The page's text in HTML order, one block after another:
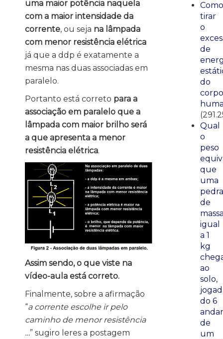
uma maior potência naquela
com a maior intensidade da
corrente, ou seja na lâmpada
com menor resistência elétrica
já que a ddp é exatamente a
mesma nas duas associadas em
paralelo.
Portanto está correto para a
associação em paralelo que a
lâmpada com maior brilho será
a que apresenta a menor
resistência elétrica.
Assim sendo, o que viste na
vídeo-aula está correto.
Finalmente, sobre a afirmação
“a corrente escolhe ir pelo
caminho de menor resistência
…” sugiro leres a postagem
Como
tirar
o
de
do
corpo
Qual
o
peso
que
uma
pedra
de
igual
a 1
kg
ao
solo,
do 6
andar
de
um